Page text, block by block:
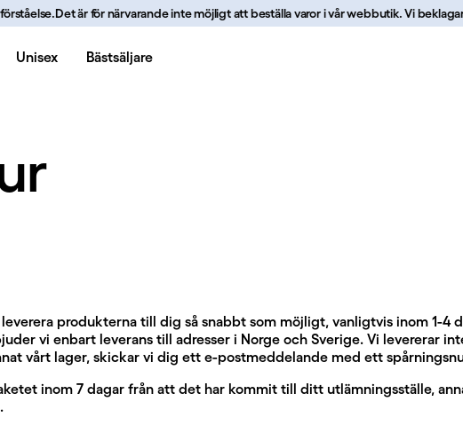
Det är för närvarande inte möjligt att beställa varor i vår webbutik. Vi beklagar
Unisex Bästsäljare
produkterna till dig så snabbt som möjligt, vanligtvis inom 1-4
vi enbart leverans till adresser i Norge och Sverige. Vi levererar
vårt lager, skickar vi dig ett e-postmeddelande med ett
inom 7 dagar från att det har kommit till ditt utlämningsställe,